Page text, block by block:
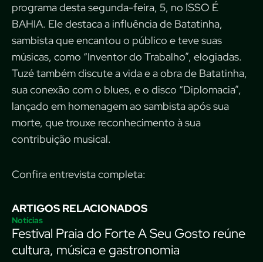
programa desta segunda-feira, 5, no ISSO É
BAHIA. Ele destaca a influência de Batatinha,
sambista que encantou o público e teve suas
músicas, como “Inventor do Trabalho”, elogiadas.
Tuzé também discute a vida e a obra de Batatinha,
sua conexão com o blues, e o disco “Diplomacia”,
lançado em homenagem ao sambista após sua
morte, que trouxe reconhecimento à sua
contribuição musical.
Confira entrevista completa:
ARTIGOS RELACIONADOS
Notícias
Festival Praia do Forte A Seu Gosto reúne
cultura, música e gastronomia